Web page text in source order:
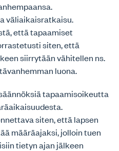
väliaikaisratkaisu.
että tapaamiset
siten, että
siirrytään vähitellen ns.
luona.
tapaamisoikeutta
siten, että lapsen
määräajaksi, jolloin tuen
tietyn ajan jälkeen